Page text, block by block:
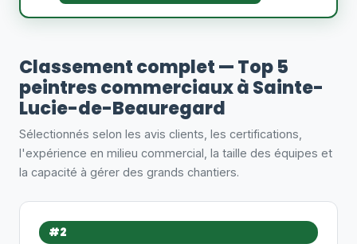
Classement complet — Top 5
peintres commerciaux à Sainte-
Lucie-de-Beauregard
Sélectionnés selon les avis clients, les certifications,
l'expérience en milieu commercial, la taille des équipes et
la capacité à gérer des grands chantiers.
#2